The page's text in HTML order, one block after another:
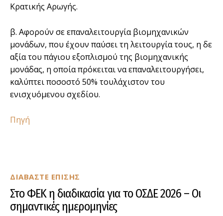
ΔΙΑΒΑΣΤΕ ΕΠΙΣΗΣ
Στο ΦΕΚ η διαδικασία για το ΟΣΔΕ 2026 – Οι
σημαντικές ημερομηνίες
Κρατικής Αρωγής.
β. Αφορούν σε επαναλειτουργία βιομηχανικών
μονάδων, που έχουν παύσει τη λειτουργία τους, η δε
αξία του πάγιου εξοπλισμού της βιομηχανικής
μονάδας, η οποία πρόκειται να επαναλειτουργήσει,
καλύπτει ποσοστό 50% τουλάχιστον του
ενισχυόμενου σχεδίου.
Πηγή